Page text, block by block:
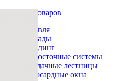
Каталог товаров
Кровля
Фасады
Сайдинг
Водосточные системы
Чердачные лестницы
Мансардные окна